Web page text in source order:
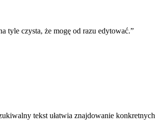
tyle czysta, że mogę od razu edytować.”
tekst ułatwia znajdowanie konkretnych